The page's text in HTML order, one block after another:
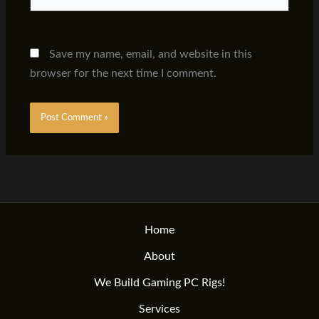
Save my name, email, and website in this
browser for the next time I comment.
Home
About
We Build Gaming PC Rigs!
Services